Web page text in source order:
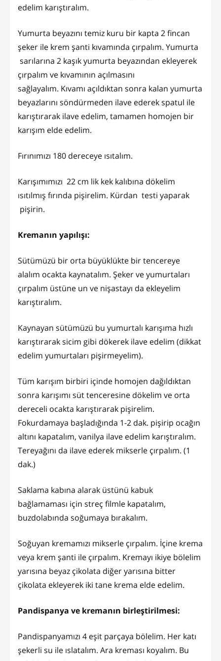
edelim karıştıralım.
Yumurta beyazını temiz kuru bir kapta 2 fincan
şeker ile krem şanti kıvamında çırpalım. Yumurta
sarılarına 2 kaşık yumurta beyazından ekleyerek
çırpalım ve kıvamının açılmasını
sağlayalım. Kıvamı açıldıktan sonra kalan yumurta
beyazlarını söndürmeden ilave ederek spatul ile
karıştırarak ilave edelim, tamamen homojen bir
karışım elde edelim.
Fırınımızı 180 dereceye ısıtalım.
Karışımımızı 22 cm lik kek kalıbına dökelim
ısıtılmış fırında pişirelim. Kürdan testi yaparak
pişirin.
Kremanın yapılışı:
Sütümüzü bir orta büyüklükte bir tencereye
alalım ocakta kaynatalım. Şeker ve yumurtaları
çırpalım üstüne un ve nişastayı da ekleyelim
karıştıralım.
Kaynayan sütümüzü bu yumurtalı karışıma hızlı
karıştırarak sicim gibi dökerek ilave edelim (dikkat
edelim yumurtaları pişirmeyelim).
Tüm karışım birbiri içinde homojen dağıldıktan
sonra karışımı süt tenceresine dökelim ve orta
dereceli ocakta karıştırarak pişirelim.
Fokurdamaya başladığında 1-2 dak. pişirip ocağın
altını kapatalım, vanilya ilave edelim karıştıralım.
Tereyağını da ilave ederek mikserle çırpalım. (1
dak.)
Saklama kabına alarak üstünü kabuk
bağlamaması için streç filmle kapatalım,
buzdolabında soğumaya bırakalım.
Soğuyan kremamızı mikserle çırpalım. İçine krema
veya krem şanti ile çırpalım. Kremayı ikiye bölelim
yarısına beyaz çikolata diğer yarısına bitter
çikolata ekleyerek iki tane krema elde edelim.
Pandispanya ve kremanın birleştirilmesi:
Pandispanyamızı 4 eşit parçaya bölelim. Her katı
şekerli su ile ıslatalım. Ara kreması koyalım. Bu